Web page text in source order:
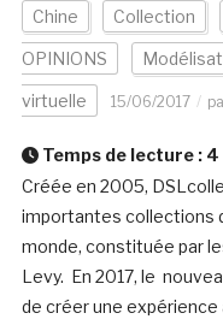
Chine Collection
OPINIONS
virtuelle 15/06/2017
Temps de lecture : 4
Créée en 2005,
importantes collections
monde, constituée par
Levy. En 2017, le
de créer une